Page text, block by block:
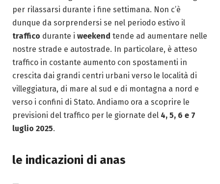
per rilassarsi durante i fine settimana. Non c’è
dunque da sorprendersi se nel periodo estivo il
traffico durante i weekend tende ad aumentare nelle
nostre strade e autostrade. In particolare, è atteso
traffico in costante aumento con spostamenti in
crescita dai grandi centri urbani verso le località di
villeggiatura, di mare al sud e di montagna a nord e
verso i confini di Stato. Andiamo ora a scoprire le
previsioni del traffico per le giornate del 4, 5, 6 e 7
luglio 2025.
le indicazioni di anas